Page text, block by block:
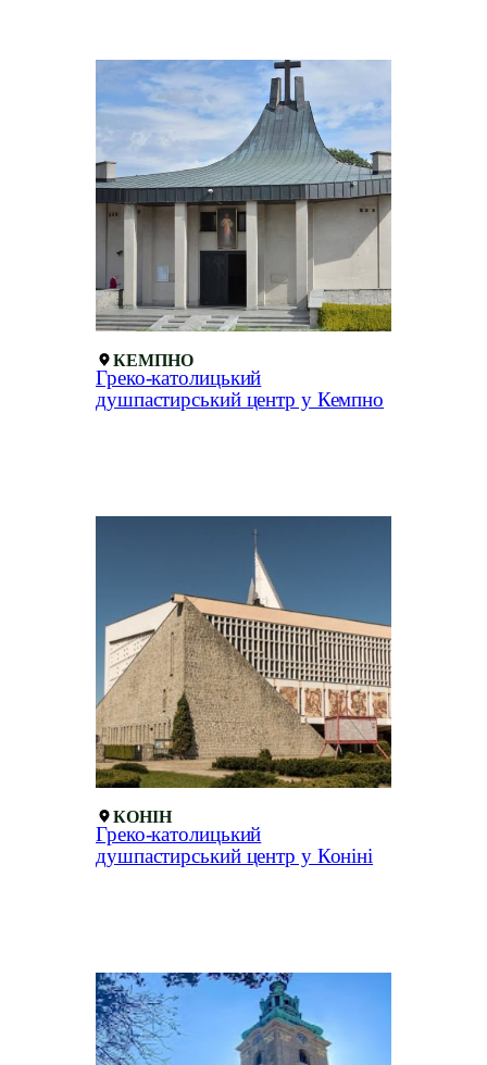
КЕМПНО
Греко-католицький
душпастирський центр у Кемпно
КОНІН
Греко-католицький
душпастирський центр у Коніні